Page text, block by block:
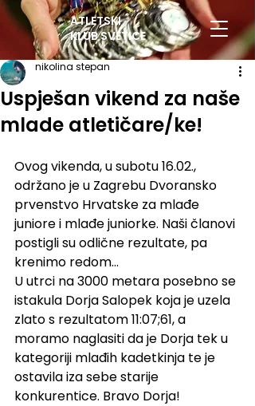
ATLETSKI
KLUB SVETICE
Uspješan vikend za naše
mlade atletičare/ke!
nikolina stepan
Ovog vikenda, u subotu 16.02.,
održano je u Zagrebu Dvoransko
prvenstvo Hrvatske za mlađe
juniore i mlađe juniorke. Naši članovi
postigli su odlične rezultate, pa
krenimo redom…
U utrci na 3000 metara posebno se
istakula Dorja Salopek koja je uzela
zlato s rezultatom 11:07;61, a
moramo naglasiti da je Dorja tek u
kategoriji mlađih kadetkinja te je
ostavila iza sebe starije
konkurentice. Bravo Dorja!